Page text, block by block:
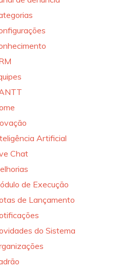
Artificial
Chat
de Execução
de Lançamento
do Sistema